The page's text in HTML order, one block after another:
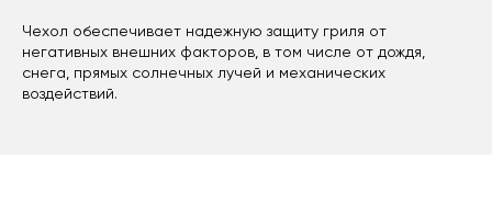
Чехол обеспечивает надежную защиту гриля от
негативных внешних факторов, в том числе от дождя,
снега, прямых солнечных лучей и механических
воздействий.